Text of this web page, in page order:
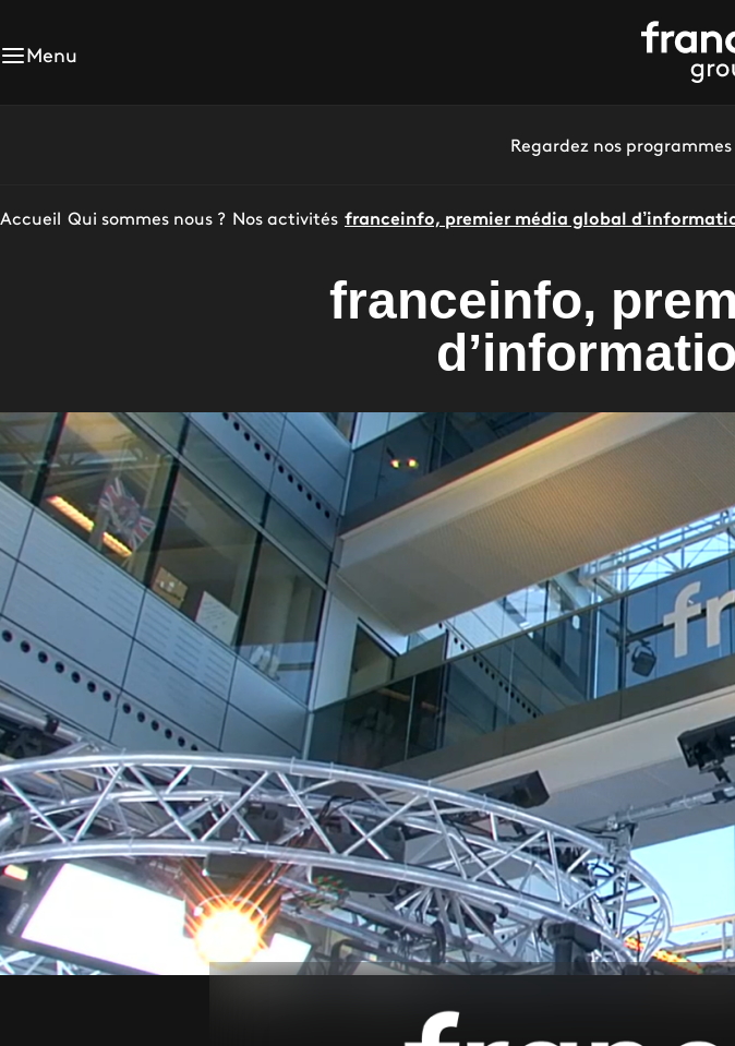
Menu
Regardez nos programmes
Accueil Qui sommes nous ? Nos activités franceinfo, premier média global
franceinfo,